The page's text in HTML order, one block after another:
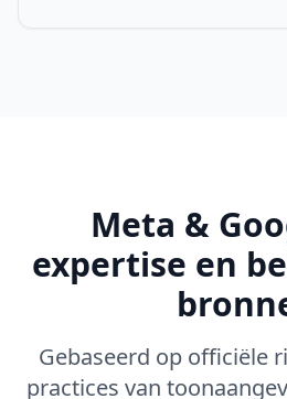
Meta &
expertise en
Gebaseerd op officiële
practices van